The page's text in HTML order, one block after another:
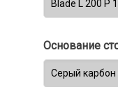
Основание